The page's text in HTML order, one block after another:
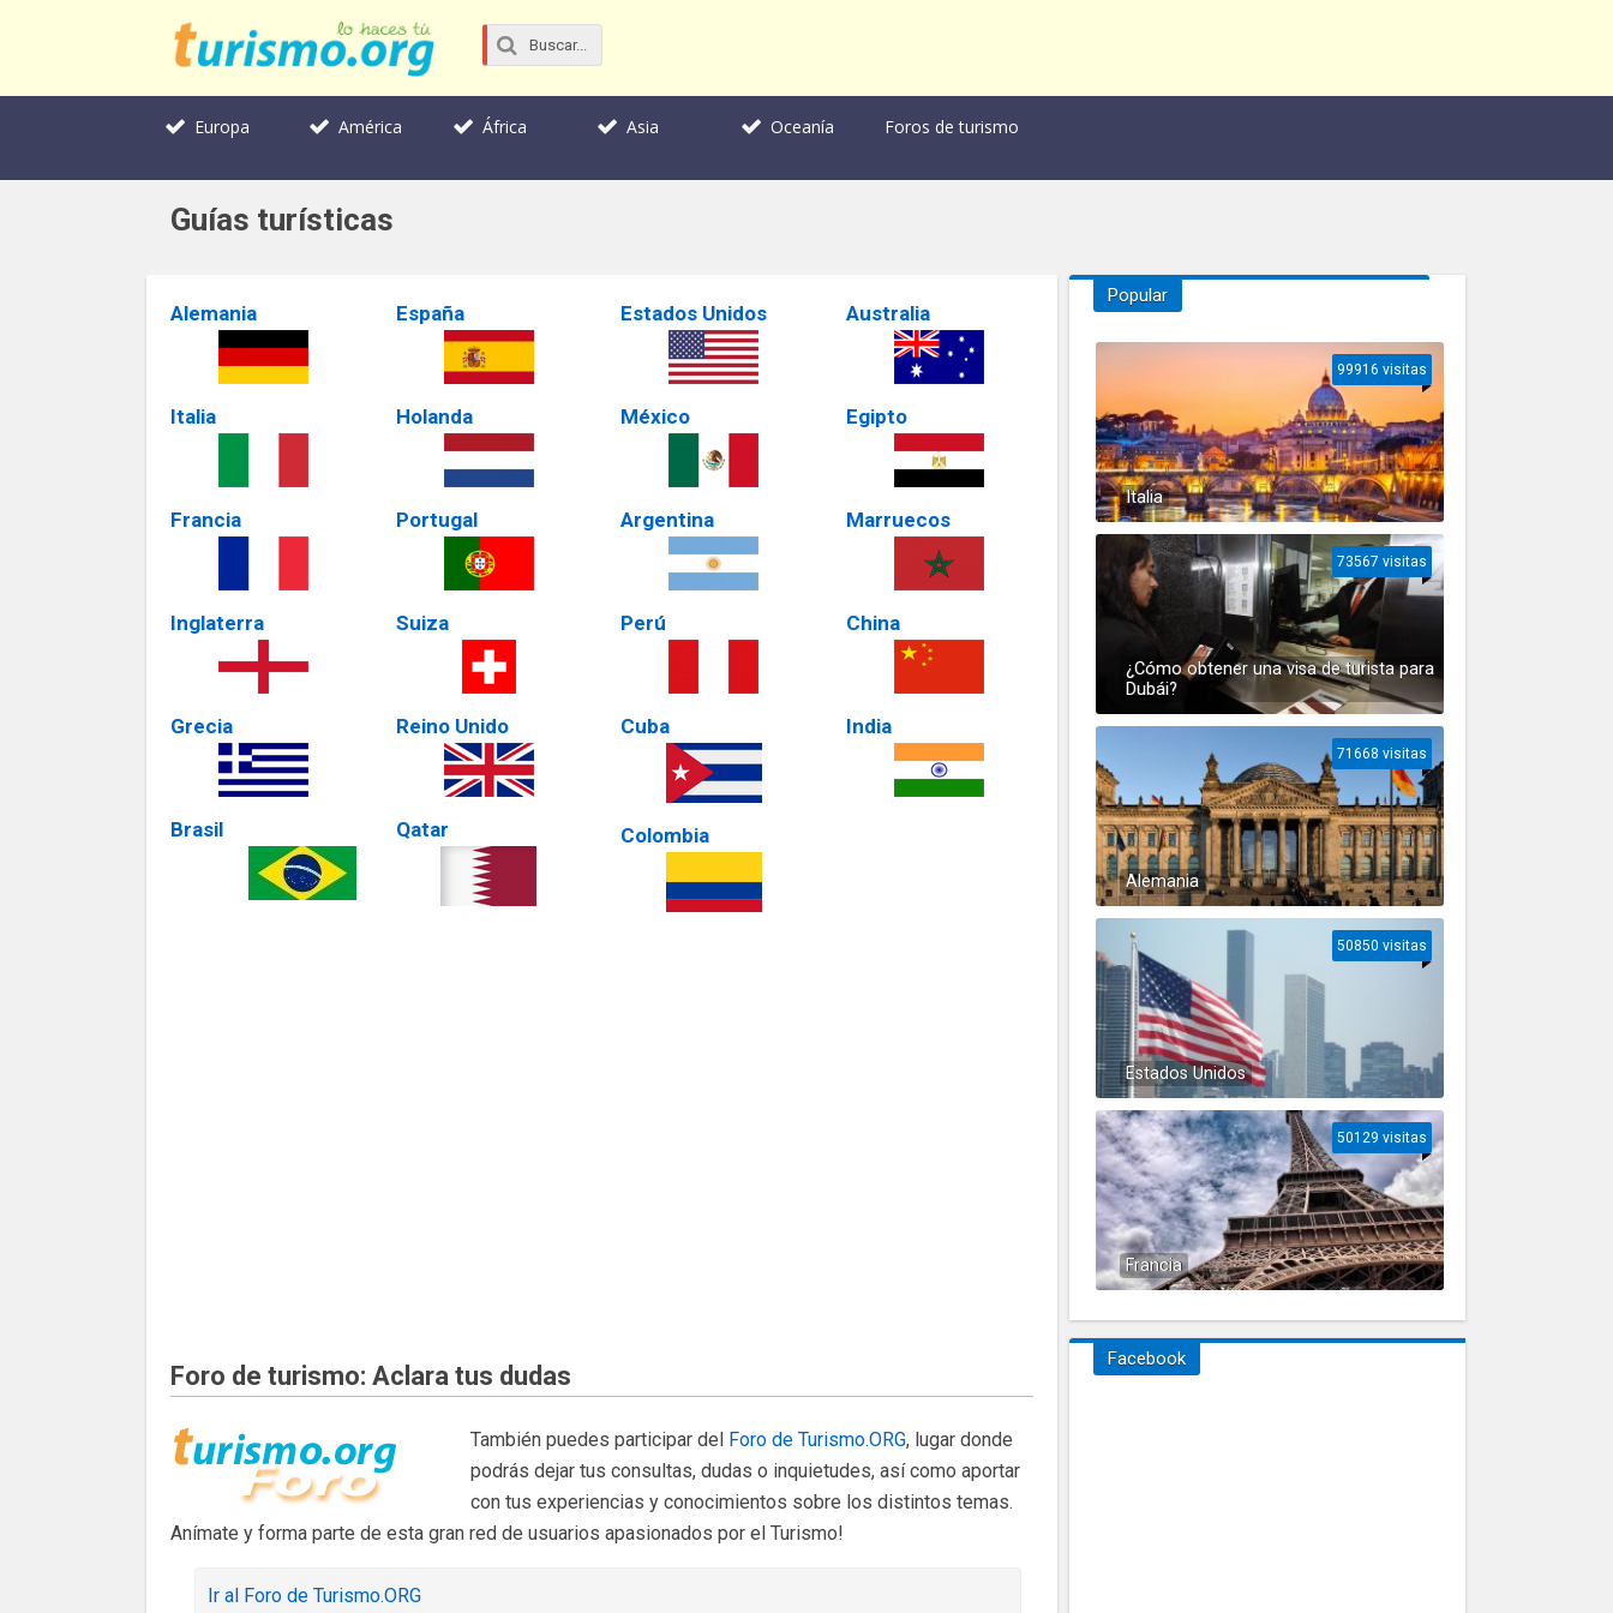
Europa América África Asia Oceanía Foros de turismo
Guías turísticas
Alemania
Italia
Francia
Inglaterra
Grecia
Brasil
España
Holanda
Portugal
Suiza
Reino Unido
Qatar
Estados Unidos
México
Argentina
Perú
Cuba
Colombia
Australia
Egipto
Marruecos
China
India
Foro de turismo: Aclara tus dudas
También puedes participar del Foro de Turismo.ORG, lugar donde
podrás dejar tus consultas, dudas o inquietudes, así como aportar
con tus experiencias y conocimientos sobre los distintos temas.
Anímate y forma parte de esta gran red de usuarios apasionados por el Turismo!
Ir al Foro de Turismo.ORG
Popular
Italia
99916 visitas
¿Cómo obtener una visa de turista para
Dubái?
73567 visitas
Alemania
71668 visitas
Estados Unidos
50850 visitas
Francia
50129 visitas
Facebook